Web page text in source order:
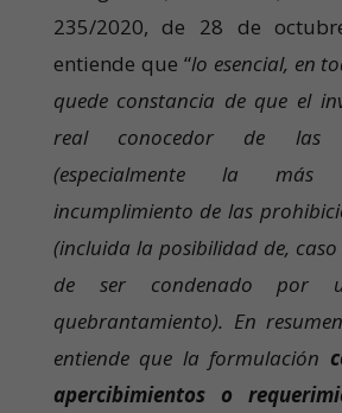
235/2020, de 28 de
entiende que “lo esencial, en
quede constancia de que el
real conocedor de las
(especialmente la más
incumplimiento de las
(incluida la posibilidad de,
de ser condenado por
quebrantamiento). En
entiende que la formulación
apercibimientos o